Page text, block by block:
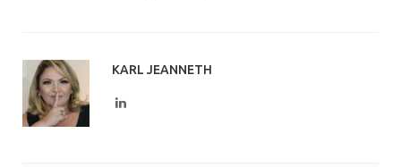
KARL JEANNETH
LinkedIn